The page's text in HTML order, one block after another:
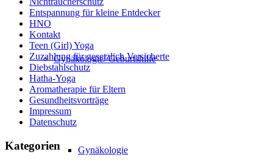
Gynäkologie/ Geburtshilfe
Gynäkologie
Entspannung für kleine Entdecker
HNO
Kontakt
Teen (Girl) Yoga
Zuzahlung für gesetzlich Versicherte
Diebstahlschutz
Hatha-Yoga
Aromatherapie für Eltern
Gesundheitsvorträge
Impressum
Datenschutz
Kategorien